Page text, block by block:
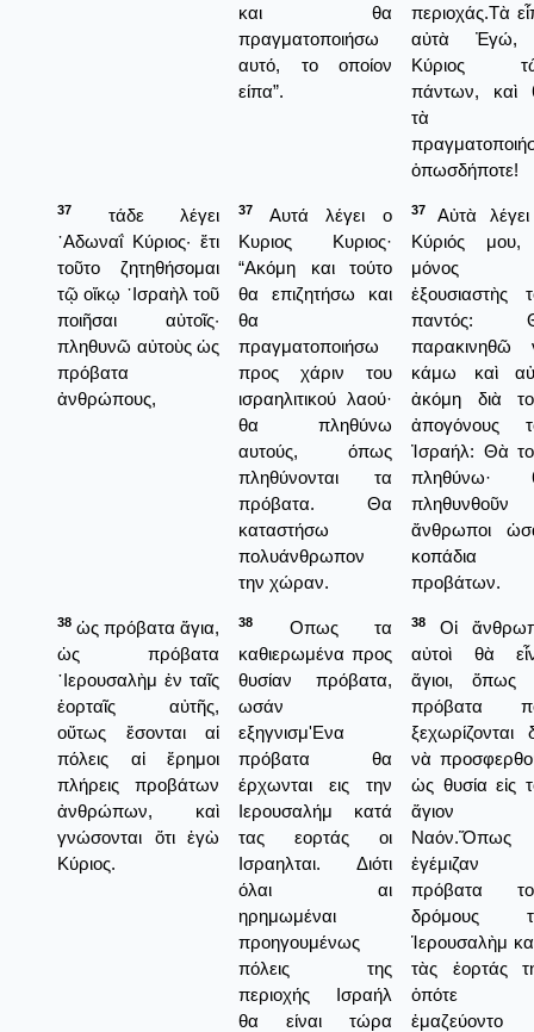
και θα
πραγματοποιήσω
αυτό, το οποίον
είπα”.
περιοχάς.Τὰ
αὐτὰ Ἐγώ,
Κύριος
πάντων, καὶ
τὰ
ὁπωσδήποτε!
37
τάδε λέγει
᾿Αδωναΐ Κύριος· ἔτι
τοῦτο ζητηθήσομαι
τῷ οἴκῳ ᾿Ισραὴλ τοῦ
ποιῆσαι αὐτοῖς·
πληθυνῶ αὐτοὺς ὡς
πρόβατα
ἀνθρώπους,
37
Αυτά λέγει ο
Κυριος Κυριος·
“Ακόμη και τούτο
θα επιζητήσω και
θα
πραγματοποιήσω
προς χάριν του
ισραηλιτικού λαού·
θα πληθύνω
αυτούς, όπως
πληθύνονται τα
πρόβατα. Θα
καταστήσω
πολυάνθρωπον
την χώραν.
37
Αὐτὰ
Κύριός
μόνος
ἐξουσιαστὴς
παντός:
παρακινηθῶ
κάμω καὶ
ἀκόμη διὰ
ἀπογόνους
Ἰσραήλ: Θὰ
πληθύνω·
πληθυνθοῦν
ἄνθρωποι
κοπάδια
προβάτων.
38 ὡς πρόβατα ἅγια,
ὡς πρόβατα
῾Ιερουσαλὴμ ἐν ταῖς
ἑορταῖς αὐτῆς,
οὕτως ἔσονται αἱ
πόλεις αἱ ἔρημοι
πλήρεις προβάτων
ἀνθρώπων, καὶ
γνώσονται ὅτι ἐγὼ
Κύριος.
38
Οπως τα
καθιερωμένα προς
θυσίαν πρόβατα,
ωσάν
εξηγνισμ'Ενα
πρόβατα θα
έρχωνται εις την
Ιερουσαλήμ κατά
τας εορτάς οι
Ισραηλται. Διότι
όλαι αι
ηρημωμέναι
προηγουμένως
πόλεις της
περιοχής Ισραήλ
θα είναι τώρα
38
Οἱ
αὐτοὶ θὰ
ἅγιοι, ὅπως
πρόβατα
ξεχωρίζονται
νὰ
ὡς θυσία εἰς
ἅγιον
Ναόν.Ὅπως
ἐγέμιζαν
πρόβατα
δρόμους
Ἱερουσαλὴμ
τὰς ἑορτάς
ὁπότε
ἐμαζεύοντο